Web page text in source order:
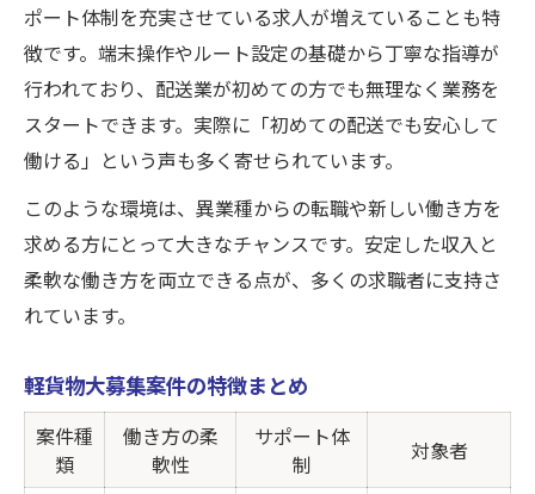
ポート体制を充実させている求人が増えていることも特
徴です。端末操作やルート設定の基礎から丁寧な指導が
行われており、配送業が初めての方でも無理なく業務を
スタートできます。実際に「初めての配送でも安心して
働ける」という声も多く寄せられています。
このような環境は、異業種からの転職や新しい働き方を
求める方にとって大きなチャンスです。安定した収入と
柔軟な働き方を両立できる点が、多くの求職者に支持さ
れています。
軽貨物大募集案件の特徴まとめ
案件種
類
働き方の柔
軟性
サポート体
制
対象者